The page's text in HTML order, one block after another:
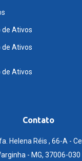
de Ativos
de Ativos
de Ativos
Contato
Helena Réis , 66-A -
- MG, 37006-030